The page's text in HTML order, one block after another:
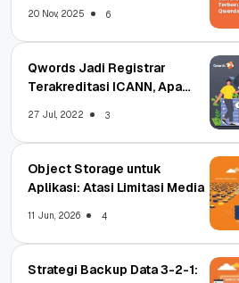
20 Nov, 2025 6
Qwords Jadi Registrar
Terakreditasi ICANN, Apa
27 Jul, 2022 3
Object Storage untuk
Aplikasi: Atasi Limitasi Media
11 Jun, 2026 4
Strategi Backup Data 3-2-1: